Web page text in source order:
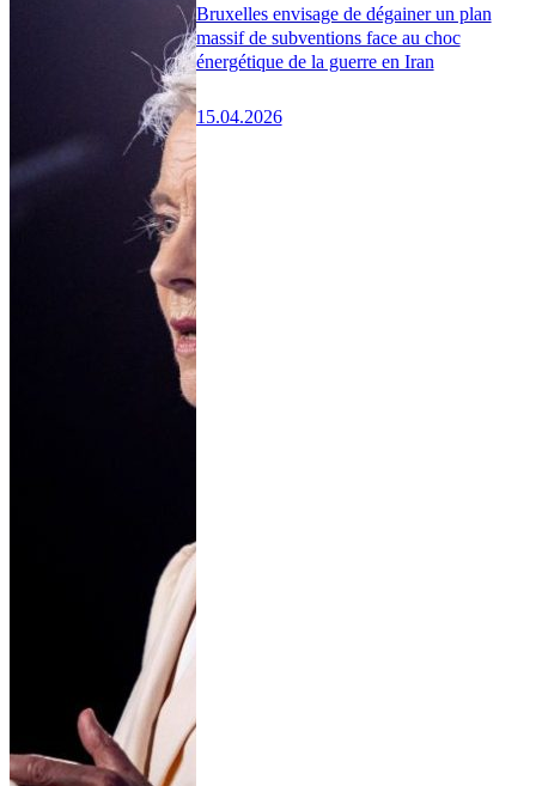
Bruxelles envisage de dégainer un plan
massif de subventions face au choc
énergétique de la guerre en Iran
15.04.2026